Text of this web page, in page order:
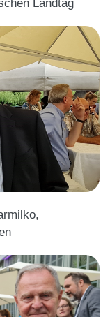
Landtag